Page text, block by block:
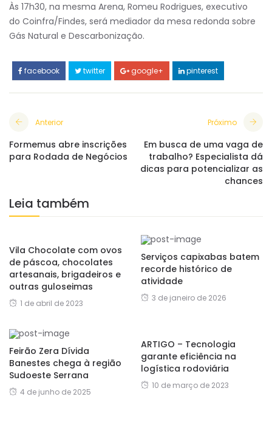
Às 17h30, na mesma Arena, Romeu Rodrigues, executivo
do Coinfra/Findes, será mediador da mesa redonda sobre
Gás Natural e Descarbonização.
facebook twitter google+ pinterest
Anterior
Formemus abre inscrições
para Rodada de Negócios
Próximo
Em busca de uma vaga de
trabalho? Especialista dá
dicas para potencializar as
chances
Leia também
Vila Chocolate com ovos
de páscoa, chocolates
artesanais, brigadeiros e
outras guloseimas
1 de abril de 2023
Serviços capixabas batem
recorde histórico de
atividade
3 de janeiro de 2026
Feirão Zera Dívida
Banestes chega à região
Sudoeste Serrana
4 de junho de 2025
ARTIGO – Tecnologia
garante eficiência na
logística rodoviária
10 de março de 2023